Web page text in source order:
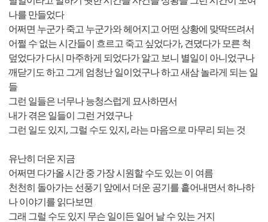
나를 만들었다
어쩌면 누군가 죽고 누군가와 헤어지고 어떤 상황에 맞딱뜨려서
어쩔 수 없는 시간들이 흐르고 죽고 싶었다가, 견뎠다가 모른 척
덮었다가 다시 마주하게 되었다가 알고 보니 별일이 아니었구나
깨닫기도 하고 그게 엄청난 일이었구나 하고 새삼 놀라게 되는 일
들
그런 일들은 너무나 능청스럽게 묘사하면서
내가 겪은 일들이 그런 거였구나
그런 일도 있지, 그럴 수도 있지, 라는 마음으로 마무리 되는 것
유난히 더운 지금
어쩌면 다가올 시간 중 가장 시원할 수도 있는 이 여름
천천히 돌아가는 선풍기 앞에서 더운 공기를 흩어내면서 하나하
나 이야기를 읽다보면
그래 그럴 수도 있지 무슨 일이든 일어 날 수 있는 거지